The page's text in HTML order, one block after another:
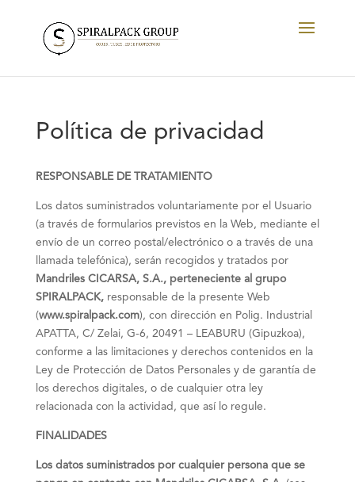
Política de privacidad
RESPONSABLE DE TRATAMIENTO
Los datos suministrados voluntariamente por el Usuario
(a través de formularios previstos en la Web, mediante el
envío de un correo postal/electrónico o a través de una
llamada telefónica), serán recogidos y tratados por
Mandriles CICARSA, S.A., perteneciente al grupo
SPIRALPACK, responsable de la presente Web
(www.spiralpack.com), con dirección en Polig. Industrial
APATTA, C/ Zelai, G-6, 20491 – LEABURU (Gipuzkoa),
conforme a las limitaciones y derechos contenidos en la
Ley de Protección de Datos Personales y de garantía de
los derechos digitales, o de cualquier otra ley
relacionada con la actividad, que así lo regule.
FINALIDADES
Los datos suministrados por cualquier persona que se